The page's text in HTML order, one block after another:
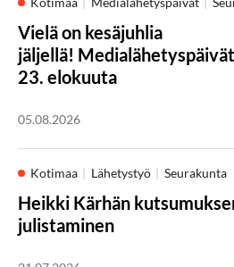
Vielä on kesäjuhlia
jäljellä!
23. elokuuta
05.08.2026
Kotimaa Lähetystyö Seurakunta
Heikki Kärhän
julistaminen